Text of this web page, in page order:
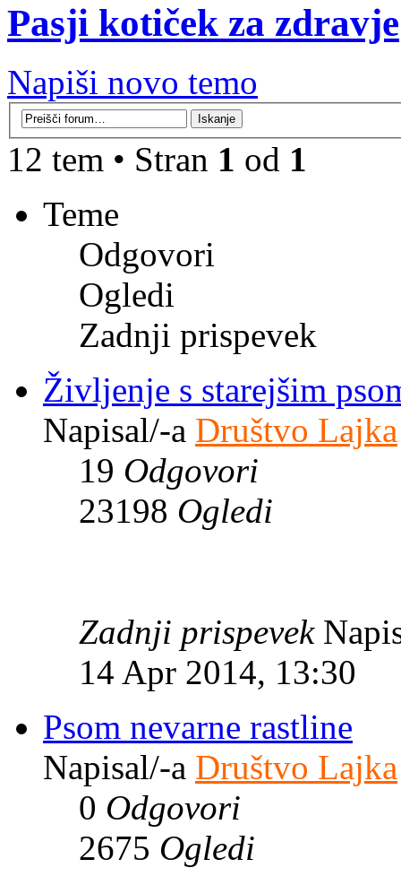
Pasji kotiček za zdravje
Napiši novo temo
12 tem • Stran 1 od 1
Teme
Odgovori
Ogledi
Zadnji prispevek
Življenje s starejšim
Napisal/-a Društvo Lajka
19 Odgovori
23198 Ogledi
Zadnji prispevek
14 Apr 2014, 13:30
Psom nevarne rastline
Napisal/-a Društvo Lajka
0 Odgovori
2675 Ogledi